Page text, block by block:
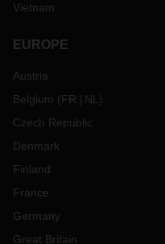
Vietnam
EUROPE
Austria
Belgium (FR NL )
Czech Republic
Denmark
Finland
France
Germany
Great Britain